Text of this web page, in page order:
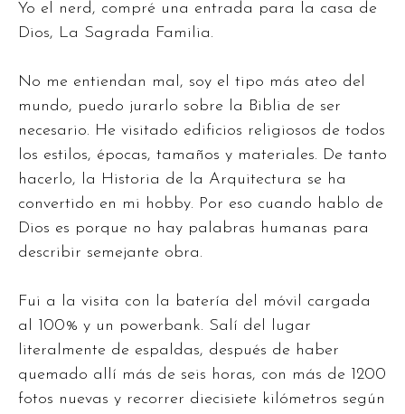
Yo el nerd, compré una entrada para la casa de
Dios, La Sagrada Familia.
No me entiendan mal, soy el tipo más ateo del
mundo, puedo jurarlo sobre la Biblia de ser
necesario. He visitado edificios religiosos de todos
los estilos, épocas, tamaños y materiales. De tanto
hacerlo, la Historia de la Arquitectura se ha
convertido en mi hobby. Por eso cuando hablo de
Dios es porque no hay palabras humanas para
describir semejante obra.
Fui a la visita con la batería del móvil cargada
al 100% y un powerbank. Salí del lugar
literalmente de espaldas, después de haber
quemado allí más de seis horas, con más de 1200
fotos nuevas y recorrer diecisiete kilómetros según